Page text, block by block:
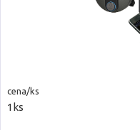
cena/ks
1ks